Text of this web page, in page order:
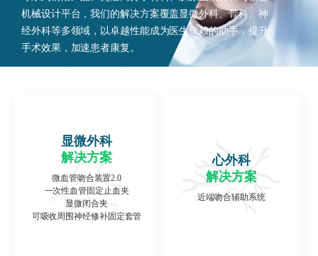
机械设计平台，我们的解决方案覆盖显微外科、骨科、神
经外科等多领域，以卓越性能成为医生信赖的助手，提升
手术效果，加速患者康复。
显微外科
解决方案
微血管吻合装置2.0
一次性血管固定止血夹
显微闭合夹
可吸收周围神经修补固定套管
心外科
解决方案
近端吻合辅助系统